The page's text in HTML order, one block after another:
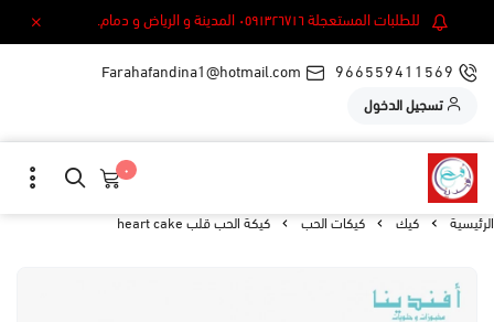
للطلبات المستعجلة ٠٥٩١٣٢٦٧١٦ المدينة و الرياض و دمام.
966559411569
Farahafandina1@hotmail.com
تسجيل الدخول
٠
الرئيسية كيك كيكات الحب كيكة الحب قلب heart cake